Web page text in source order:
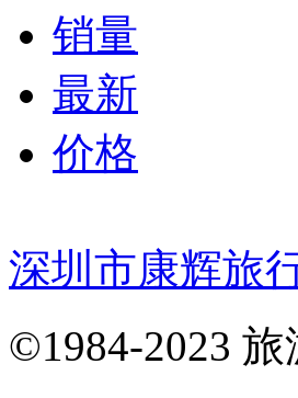
销量
最新
价格
深圳市康辉旅
©1984-2023